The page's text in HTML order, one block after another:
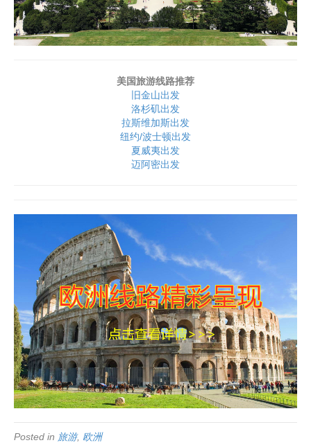
美国旅游线路推荐
旧金山出发
洛杉矶出发
拉斯维加斯出发
纽约/波士顿出发
夏威夷出发
迈阿密出发
Posted in 旅游, 欧洲